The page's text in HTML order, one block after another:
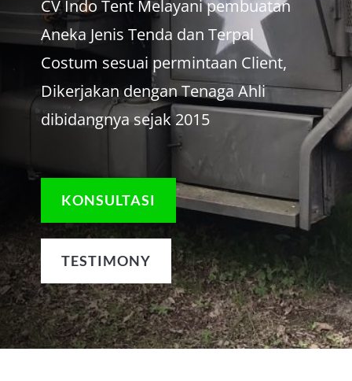
CV Indo Tent Melayani pembuatan
Aneka Jenis Tenda dan Terpal
Costum sesuai permintaan Client,
Dikerjakan dengan Tenaga Ahli
dibidangnya sejak 2015
KONSULTASI
TESTIMONY